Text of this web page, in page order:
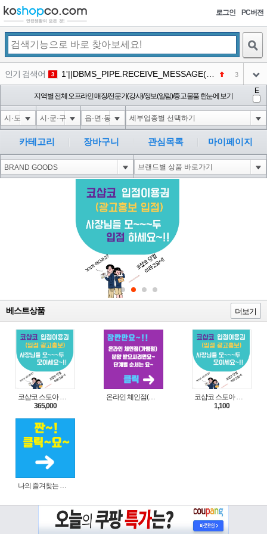
로그인 PC버전
인기 검색어 3 1'||DBMS_PIPE.RECEIVE_MESSAGE(CHR(98)||CHR(98)||CHR(98),15)||' 3
4 1*if(now()=sysdate(),sleep(15),0)
아이콘
5 1*DBMS_PIPE.RECEIVE_MESSAGE(CHR(99)||CHR(99)||CHR(99),15)
아이콘
6 10'XOR(1*if(now()=sysdate(),sleep(15),0))XOR'Z
아이콘
3
1 1
아이콘
86
코샵
지역별 전체 오프라인 매장/전문가(강사)/정보(알림)/중고물품 한눈에 보기
E
카테고리 장바구니 관심목록 마이페이지
베스트상품 더보기
코샵코 스토아 입점 1년 이용권
365,000
온라인 체인점(가맹점) 분양순서(필독)
코샵코 스토아 입점 1일 이용권
1,100